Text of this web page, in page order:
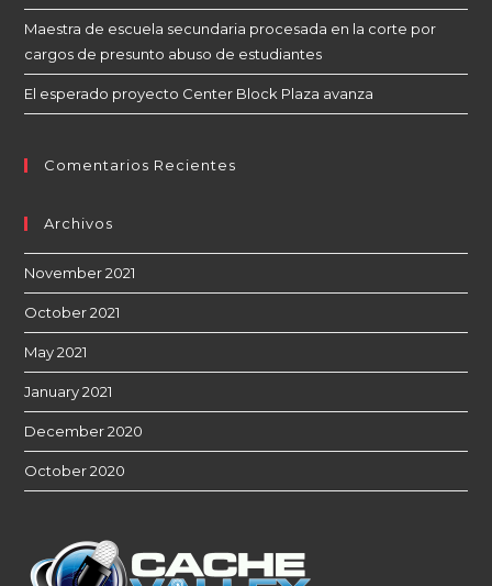
Maestra de escuela secundaria procesada en la corte por
cargos de presunto abuso de estudiantes
El esperado proyecto Center Block Plaza avanza
Comentarios Recientes
Archivos
November 2021
October 2021
May 2021
January 2021
December 2020
October 2020